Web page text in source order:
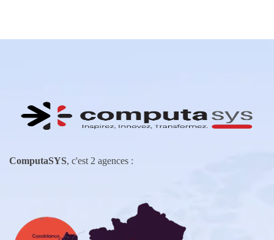
ComputaSYS, c'est 2 agences :